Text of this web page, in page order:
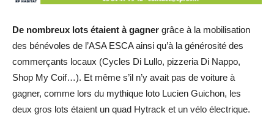
De nombreux lots étaient à gagner grâce à la mobilisation
des bénévoles de l’ASA ESCA ainsi qu’à la générosité des
commerçants locaux (Cycles Di Lullo, pizzeria Di Nappo,
Shop My Coif…). Et même s’il n’y avait pas de voiture à
gagner, comme lors du mythique loto Lucien Guichon, les
deux gros lots étaient un quad Hytrack et un vélo électrique.